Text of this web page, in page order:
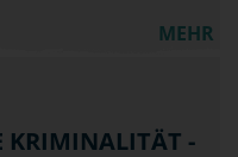
MEHR
KRIMINALITÄT -